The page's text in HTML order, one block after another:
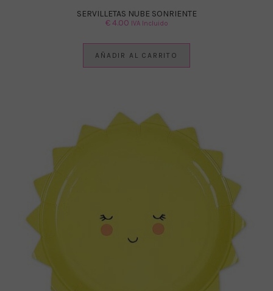
SERVILLETAS NUBE SONRIENTE
€4.00 IVA Incluido
AÑADIR AL CARRITO